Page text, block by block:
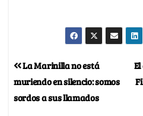
La Marinilla no está
muriendo en silencio: somos
sordos a sus llamados